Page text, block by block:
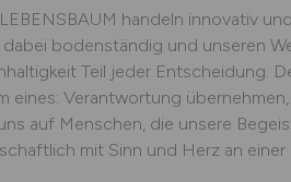
handeln innovativ
bodenständig und unseren
Teil jeder Entscheidung.
eines: Verantwortung
auf Menschen, die unsere
mit Sinn und Herz an